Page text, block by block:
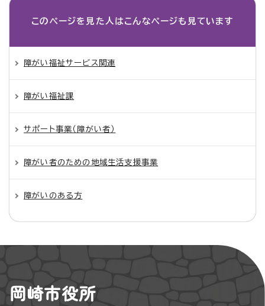
このページを見た人は こんなページも見ています
障がい福祉サービス関連
障がい福祉課
サポート事業（障がい者）
障がい者のための地域生活支援事業
障がいのある方
岡崎市役所